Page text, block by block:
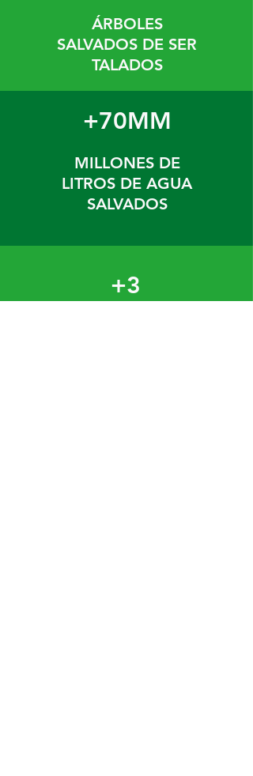
ÁRBOLES
SALVADOS DE SER
TALADOS
+70MM
MILLONES DE
LITROS DE AGUA
SALVADOS
+3